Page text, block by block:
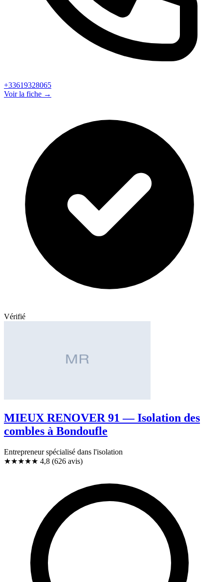
+33619328065
Voir la fiche →
Vérifié
MIEUX RENOVER 91 — Isolation des
combles à Bondoufle
Entrepreneur spécialisé dans l'isolation
★★★★★ 4,8 (626 avis)